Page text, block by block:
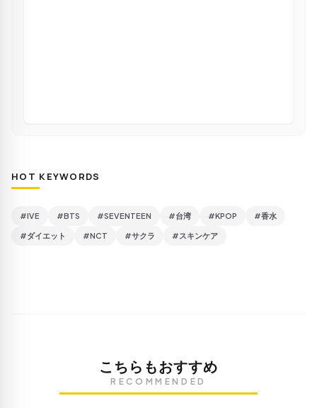
HOT KEYWORDS
#IVE #BTS #SEVENTEEN #台湾 #KPOP #香水
#ダイエット #NCT #サクラ #スキンケア
こちらもおすすめ
RECOMMENDED